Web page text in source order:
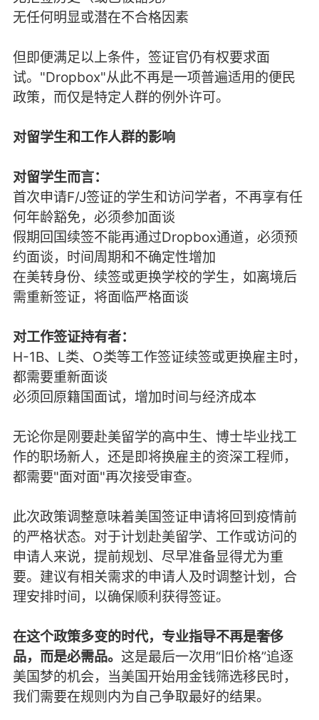
无任何明显或潜在不合格因素
但即便满足以上条件，签证官仍有权要求面
试。"Dropbox"从此不再是一项普遍适用的便民
政策，而仅是特定人群的例外许可。
对留学生和工作人群的影响
对留学生而言：
首次申请F/J签证的学生和访问学者，不再享有任
何年龄豁免，必须参加面谈
假期回国续签不能再通过Dropbox通道，必须预
约面谈，时间周期和不确定性增加
在美转身份、续签或更换学校的学生，如离境后
需重新签证，将面临严格面谈
对工作签证持有者：
H-1B、L类、O类等工作签证续签或更换雇主时，
都需要重新面谈
必须回原籍国面试，增加时间与经济成本
无论你是刚要赴美留学的高中生、博士毕业找工
作的职场新人，还是即将换雇主的资深工程师，
都需要"面对面"再次接受审查。
此次政策调整意味着美国签证申请将回到疫情前
的严格状态。对于计划赴美留学、工作或访问的
申请人来说，提前规划、尽早准备显得尤为重
要。建议有相关需求的申请人及时调整计划，合
理安排时间，以确保顺利获得签证。
在这个政策多变的时代，专业指导不再是奢侈
品，而是必需品。 这是最后一次用“旧价格”追逐
美国梦的机会，当美国开始用金钱筛选移民时，
我们需要在规则内为自己争取最好的结果。